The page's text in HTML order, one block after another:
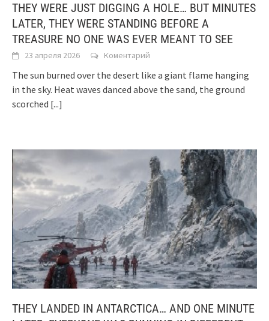
THEY WERE JUST DIGGING A HOLE… BUT MINUTES
LATER, THEY WERE STANDING BEFORE A
TREASURE NO ONE WAS EVER MEANT TO SEE
23 апреля 2026 Коментарий
The sun burned over the desert like a giant flame hanging
in the sky. Heat waves danced above the sand, the ground
scorched [...]
THEY LANDED IN ANTARCTICA… AND ONE MINUTE